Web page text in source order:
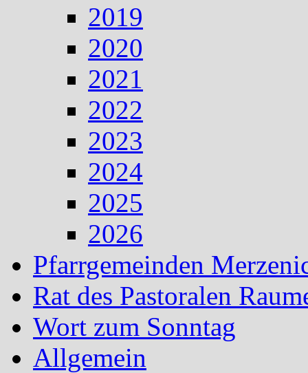
2019
2020
2021
2022
2023
2024
2025
2026
Pfarrgemeinden
Rat des Pastoralen
Wort zum Sonntag
Allgemein